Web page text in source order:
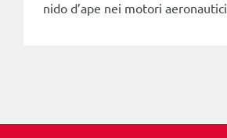
nido d’ape nei motori aeronautici